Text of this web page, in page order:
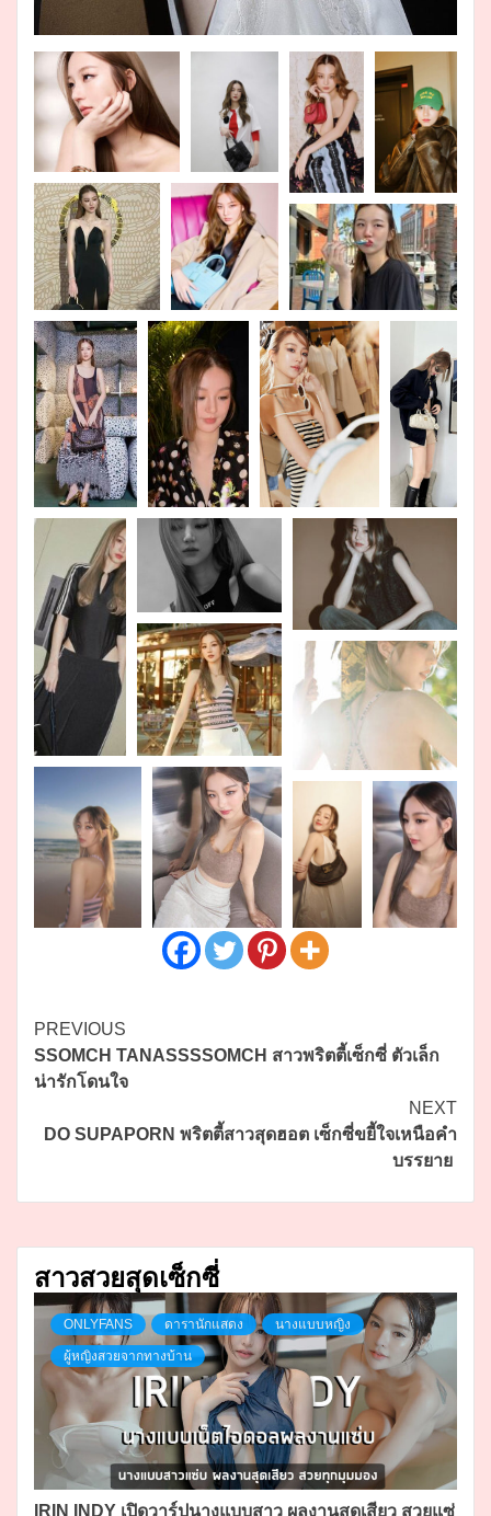
Continue
Reading
PREVIOUS
SSOMCH TANASSSSOMCH สาวพริตตี้เซ็กซี่ ตัวเล็ก
น่ารักโดนใจ
NEXT
DO SUPAPORN พริตตี้สาวสุดฮอต เซ็กซี่ขยี้ใจเหนือคำ
บรรยาย
สาวสวยสุดเซ็กซี่
ONLYFANS ดารานักแสดง นางแบบหญิง
ผู้หญิงสวยจากทางบ้าน
IRIN INDY เปิดวาร์ปนางแบบสาว ผลงานสุดเสียว สวยแซ่